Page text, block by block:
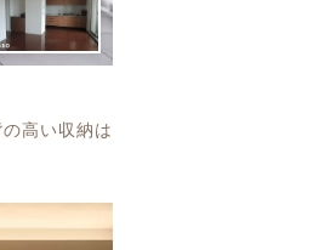
高い収納は